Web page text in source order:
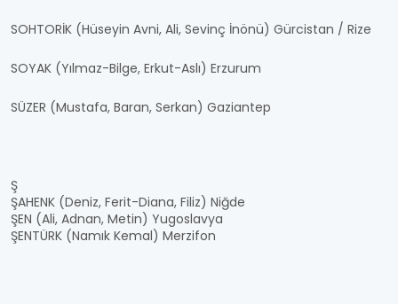
SOHTORİK (Hüseyin Avni, Ali, Sevinç İnönü) Gürcistan / Rize
SOYAK (Yılmaz-Bilge, Erkut-Aslı) Erzurum
SÜZER (Mustafa, Baran, Serkan) Gaziantep
Ş
ŞAHENK (Deniz, Ferit-Diana, Filiz) Niğde
ŞEN (Ali, Adnan, Metin) Yugoslavya
ŞENTÜRK (Namık Kemal) Merzifon